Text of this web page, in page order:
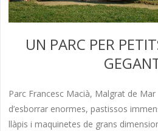
UN PARC PER
Parc Francesc Macià, Malgrat de
d’esborrar enormes, pastissos
llàpis i maquinetes de grans